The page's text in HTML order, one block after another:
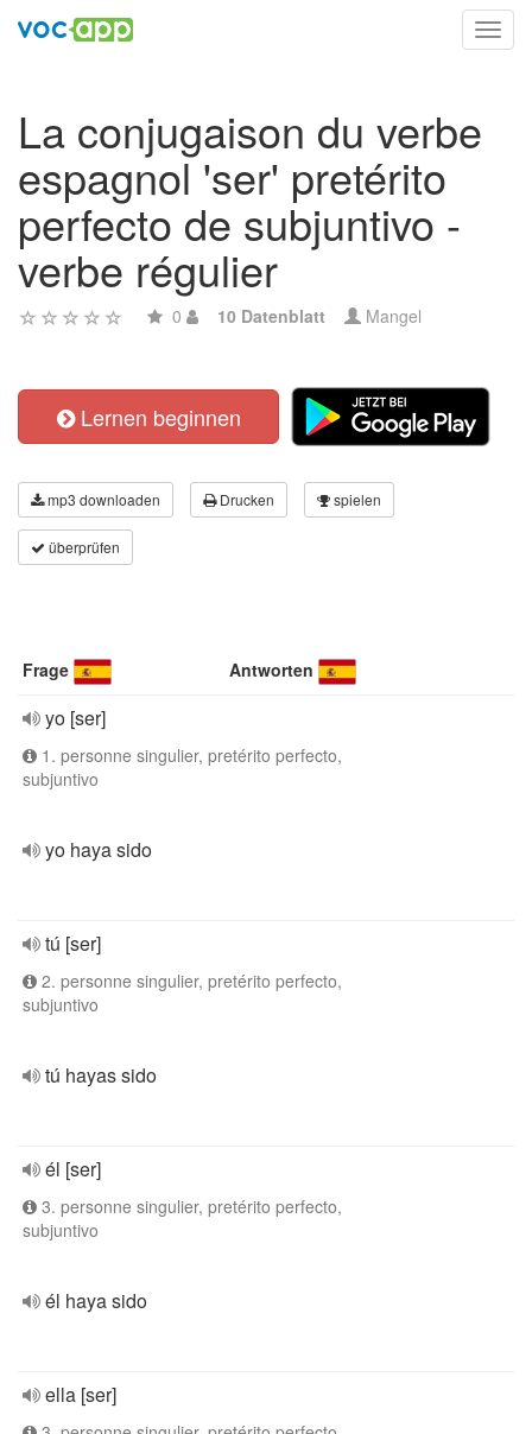
La conjugaison du verbe
espagnol 'ser' pretérito
perfecto de subjuntivo -
verbe régulier
0 10 Datenblatt Mangel
Lernen beginnen
mp3 downloaden Drucken spielen
überprüfen
Frage Antworten
yo [ser]
1. personne singulier, pretérito perfecto,
subjuntivo
yo haya sido
tú [ser]
2. personne singulier, pretérito perfecto,
subjuntivo
tú hayas sido
él [ser]
3. personne singulier, pretérito perfecto,
subjuntivo
él haya sido
ella [ser]